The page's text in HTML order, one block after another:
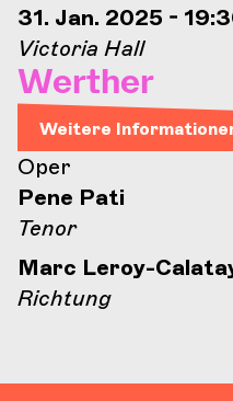
31. Jan. 2025 -
Victoria Hall
Werther
Weitere
Oper
Pene Pati
Tenor
Marc Leroy-
Richtung